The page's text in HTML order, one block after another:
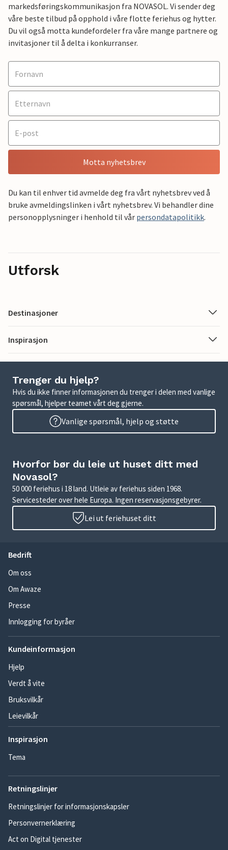
markedsføringskommunikasjon fra NOVASOL. Vi sender deg
våre beste tilbud på opphold i våre flotte feriehus og hytter.
Du vil også motta kundefordeler fra våre mange partnere og
invitasjoner til å delta i konkurranser.
Motta nyhetsbrev
Du kan til enhver tid avmelde deg fra vårt nyhetsbrev ved å
bruke avmeldingslinken i vårt nyhetsbrev. Vi behandler dine
personopplysninger i henhold til vår persondatapolitikk.
Utforsk
Destinasjoner
Inspirasjon
Trenger du hjelp?
Hvis du ikke finner informasjonen du trenger i delen med vanlige
spørsmål, hjelper teamet vårt deg gjerne.
Vanlige spørsmål, hjelp og støtte
Hvorfor bør du leie ut huset ditt med
Novasol?
50 000 feriehus i 18 land. Utleie av feriehus siden 1968.
Servicesteder over hele Europa. Ingen reservasjonsgebyrer.
Lei ut feriehuset ditt
Bedrift
Om oss
Om Awaze
Presse
Innlogging for byråer
Kundeinformasjon
Hjelp
Verdt å vite
Bruksvilkår
Leievilkår
Inspirasjon
Tema
Retningslinjer
Retningslinjer for informasjonskapsler
Personvernerklæring
Act on Digital tjenester